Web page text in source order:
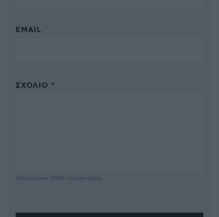
EMAIL
ΣΧΌΛΙΟ *
Απομένουν 2500 χαρακτήρες